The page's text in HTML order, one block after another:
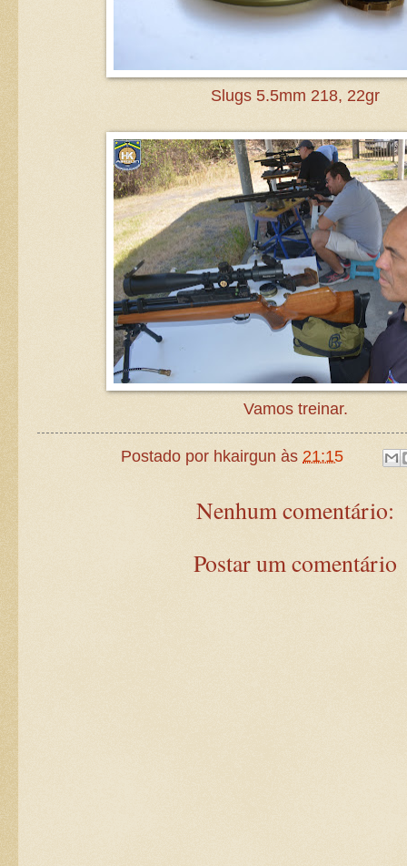
Slugs 5.5mm 218, 22gr
Vamos treinar.
Postado por hkairgun às21:15
Nenhum comentário:
Postar um comentário